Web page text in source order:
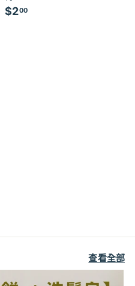
$200
查看全部